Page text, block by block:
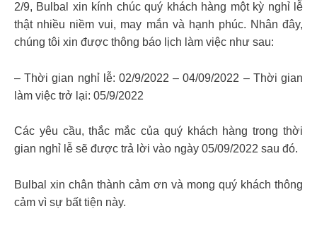
2/9, Bulbal xin kính chúc quý khách hàng một kỳ nghỉ lễ
thật nhiều niềm vui, may mắn và hạnh phúc. Nhân đây,
chúng tôi xin được thông báo lịch làm việc như sau:
– Thời gian nghỉ lễ: 02/9/2022 – 04/09/2022 – Thời gian
làm việc trở lại: 05/9/2022
Các yêu cầu, thắc mắc của quý khách hàng trong thời
gian nghỉ lễ sẽ được trả lời vào ngày 05/09/2022 sau đó.
Bulbal xin chân thành cảm ơn và mong quý khách thông
cảm vì sự bất tiện này.